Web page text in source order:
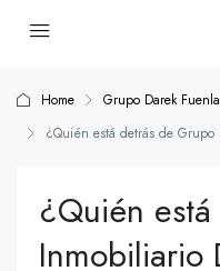
Home
Grupo Darek
¿Quién está detrás de
¿Quién
Inmobiliario